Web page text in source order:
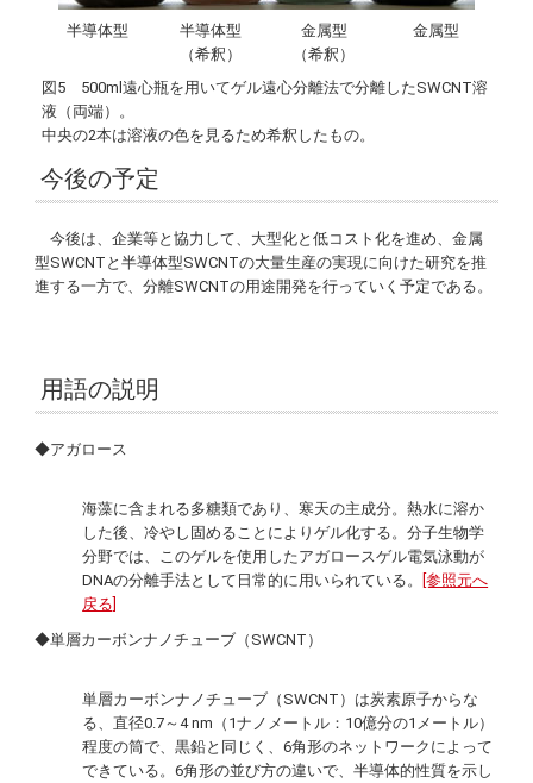
半導体型
半導体型
（希釈）
金属型
（希釈）
金属型
図5 500ml遠心瓶を用いてゲル遠心分離法で分離したSWCNT溶
液（両端）。
中央の2本は溶液の色を見るため希釈したもの。
今後の予定
今後は、企業等と協力して、大型化と低コスト化を進め、金属
型SWCNTと半導体型SWCNTの大量生産の実現に向けた研究を推
進する一方で、分離SWCNTの用途開発を行っていく予定である。
用語の説明
◆アガロース
海藻に含まれる多糖類であり、寒天の主成分。熱水に溶か
した後、冷やし固めることによりゲル化する。分子生物学
分野では、このゲルを使用したアガロースゲル電気泳動が
DNAの分離手法として日常的に用いられている。
[参照元へ
戻る]
◆単層カーボンナノチューブ（SWCNT）
単層カーボンナノチューブ（SWCNT）は炭素原子からな
る、直径0.7～4 nm（1ナノメートル：10億分の1メートル）
程度の筒で、黒鉛と同じく、6角形のネットワークによって
できている。6角形の並び方の違いで、半導体的性質を示し